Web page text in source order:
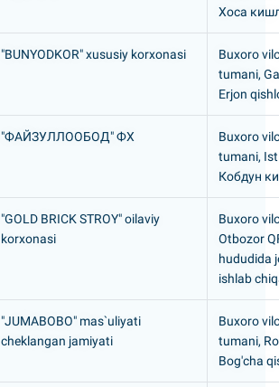
Хоса
"BUNYODKOR" xususiy korxonasi
Buxoro
tumani,
Erjon
"ФАЙЗУЛЛООБОД" ФХ
Buxoro
tumani,
Кобдун
"GOLD BRICK STROY" oilaviy
korxonasi
Buxoro
Otbozor
hududida
ishlab
"JUMABOBO" mas`uliyati
cheklangan jamiyati
Buxoro
tumani,
Bog'cha